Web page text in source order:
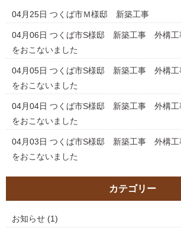
04月25日 つくば市Ｍ様邸 新築工事
04月06日 つくば市S様邸 新築工事 外構
をおこないました
04月05日 つくば市S様邸 新築工事 外構
をおこないました
04月04日 つくば市S様邸 新築工事 外構
をおこないました
04月03日 つくば市S様邸 新築工事 外構
をおこないました
カテゴリー
お知らせ (1)